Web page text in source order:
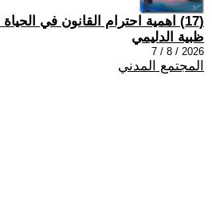
(17) اهمية احترام القانون في الحياة اليومية
ظبية الدليمي
2026 / 8 / 7
المجتمع المدني